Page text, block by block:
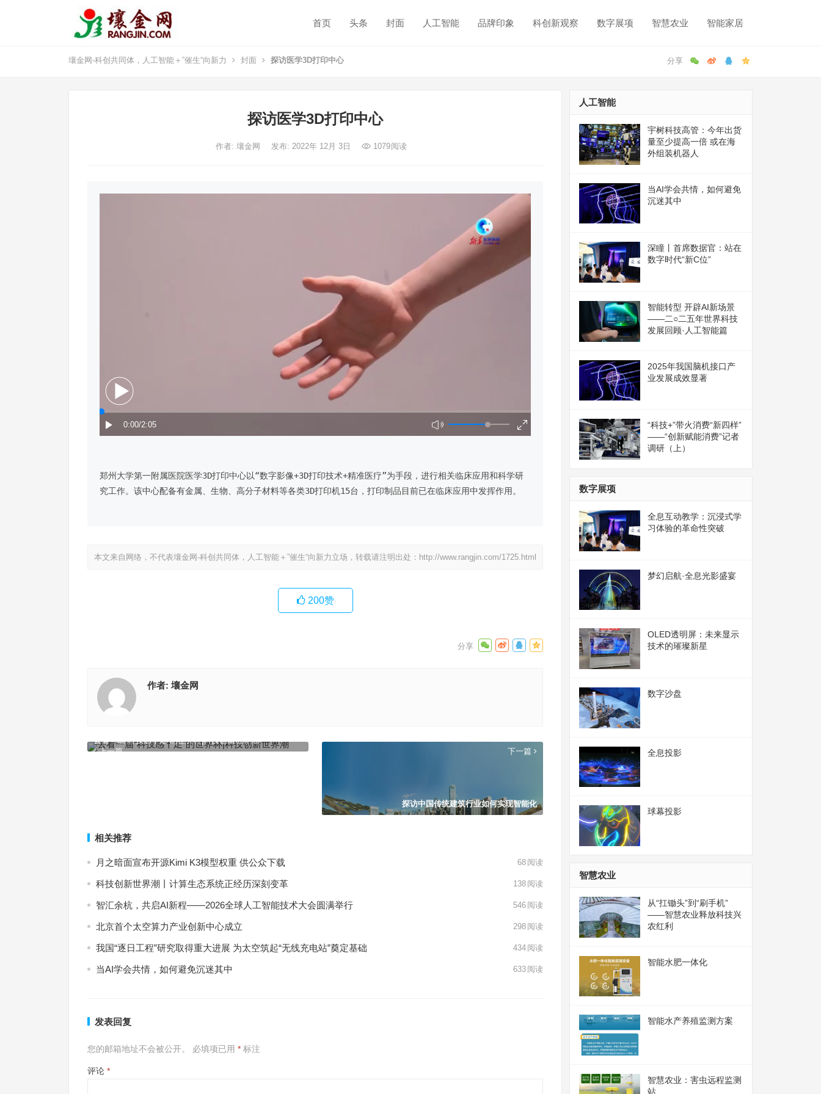
首页 头条 封面 人工智能 品牌印象 科创新观察 数字展项 智慧农业 智能家居
壤金网-科创共同体，人工智能＋”催生“向新力 封面 探访医学3D打印中心
探访医学3D打印中心
作者: 壤金网 发布: 2022年 12月 3日 1079阅读
郑州大学第一附属医院医学3D打印中心以“数字影像+3D打印技术+精准医疗”为手段，进行相关临床应用和科学研
究工作。该中心配备有金属、生物、高分子材料等各类3D打印机15台，打印制品目前已在临床应用中发挥作用。
本文来自网络，不代表壤金网-科创共同体，人工智能＋”催生“向新力立场，转载请注明出处： http://www.rangjin.com/1725.html
200赞
作者: 壤金网
上一篇
去看一届“科技感十足”的世界杯|科技创新世界潮
下一篇
探访中国传统建筑行业如何实现智能化
相关推荐
月之暗面宣布开源Kimi K3模型权重 供公众下载 68 阅读
科技创新世界潮丨计算生态系统正经历深刻变革 138 阅读
智汇余杭，共启AI新程——2026全球人工智能技术大会圆满举行 546 阅读
北京首个太空算力产业创新中心成立 298 阅读
我国“逐日工程”研究取得重大进展 为太空筑起“无线充电站”奠定基础 434 阅读
当AI学会共情，如何避免沉迷其中 633 阅读
发表回复
您的邮箱地址不会被公开。 必填项已用 * 标注
评论 *
人工智能
宇树科技高管：今年出货
量至少提高一倍 或在海
外组装机器人
当AI学会共情，如何避免
沉迷其中
深瞳丨首席数据官：站在
数字时代“新C位”
智能转型 开辟AI新场景
——二○二五年世界科技
发展回顾·人工智能篇
2025年我国脑机接口产
业发展成效显著
“科技+”带火消费“新四样”
——“创新赋能消费”记者
调研（上）
数字展项
全息互动教学：沉浸式学
习体验的革命性突破
梦幻启航·全息光影盛宴
OLED透明屏：未来显示
技术的璀璨新星
数字沙盘
全息投影
球幕投影
智慧农业
从“扛锄头”到“刷手机”
——智慧农业释放科技兴
农红利
智能水肥一体化
智能水产养殖监测方案
智慧农业：害虫远程监测
站